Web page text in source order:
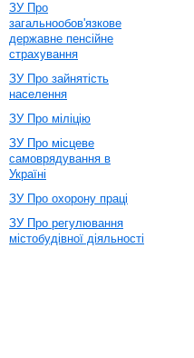
ЗУ Про
загальнообов'язкове
державне пенсійне
страхування
ЗУ Про зайнятість
населення
ЗУ Про міліцію
ЗУ Про місцеве
самоврядування в
Україні
ЗУ Про охорону праці
ЗУ Про регулювання
містобудівної діяльності